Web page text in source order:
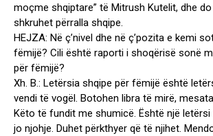
moçme shqiptare” të Mitrush Kutelit, dhe
shkruhet përralla shqipe.
HEJZA: Në ç’nivel dhe në ç’pozita e kemi
fëmijë? Cili është raporti i shoqërisë sonë
për fëmijë?
Xh. B.: Letërsia shqipe për fëmijë është
vendi të vogël. Botohen libra të mirë,
Këto të fundit me shumicë. Është një letërsi
jo njohje. Duhet përkthyer që të njihet.